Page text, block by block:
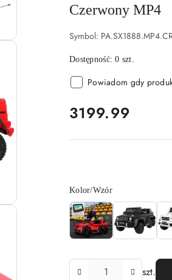
Czerwony MP4
Symbol:
Dostępność:0 szt.
Powiadom gdy
cena:
3199.99
Wariant
Kolor/Wzór
szt.